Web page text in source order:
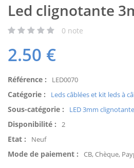
Led clignotante
0 note
2.50 €
Référence : LED0070
Catégorie : Leds câblées et kit leds à
Sous-catégorie : LED 3mm clignotante
Disponibilité : 2
Etat : Neuf
Mode de paiement : CB, Chèque,